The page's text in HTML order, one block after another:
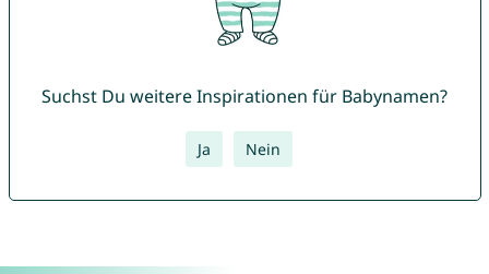
Suchst Du weitere Inspirationen für Babynamen?
Ja Nein